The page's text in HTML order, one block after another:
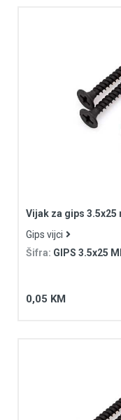
Vijak za gips
Gips vijci
Šifra: GIPS 3.5x25
0,05 KM